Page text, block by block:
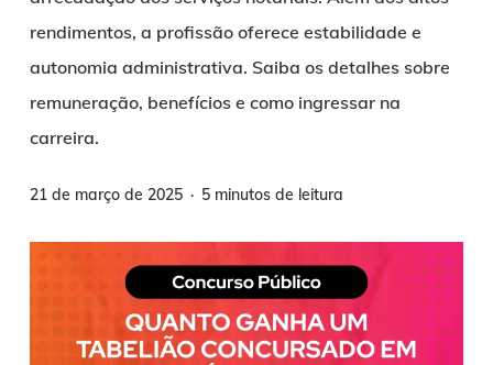
rendimentos, a profissão oferece estabilidade e
autonomia administrativa. Saiba os detalhes sobre
remuneração, benefícios e como ingressar na
carreira.
21 de março de 2025 5 minutos de leitura